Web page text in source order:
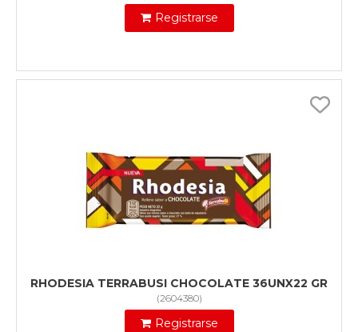
Registrarse
RHODESIA TERRABUSI CHOCOLATE 36UNX22 GR
(2604380)
Registrarse